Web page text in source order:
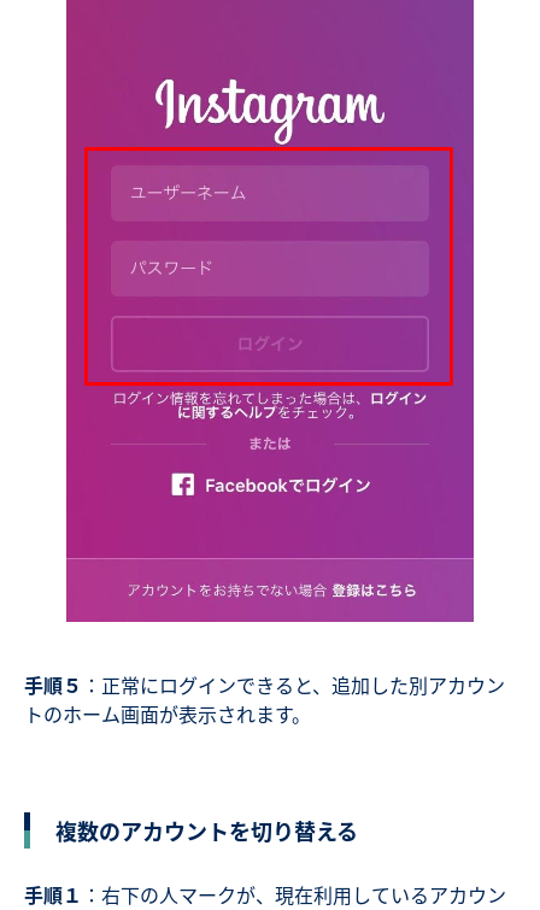
手順５ ：正常にログインできると、追加した別アカウン
トのホーム画面が表示されます。
複数のアカウントを切り替える
手順１ ：右下の人マークが、現在利用しているアカウン